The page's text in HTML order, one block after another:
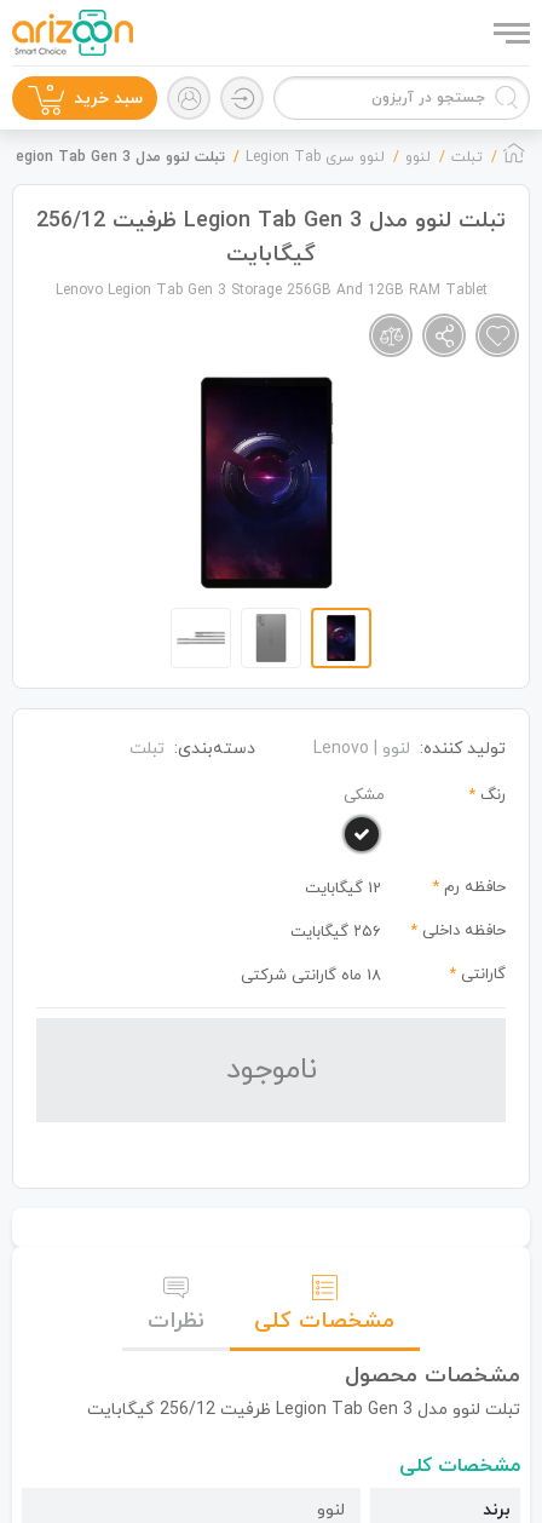
سبد خرید 0
تبلت لنوو لنوو سری Legion Tab تبلت لنوو مدل Legion Tab Gen 3 ظرفیت 256/12 گیگابایت
تبلت لنوو مدل Legion Tab Gen 3 ظرفیت 256/12
گیگابایت
Lenovo Legion Tab Gen 3 Storage 256GB And 12GB RAM Tablet
تولید کننده: لنوو | Lenovo دسته‌بندی: تبلت
رنگ * مشکی
حافظه رم *
12 گیگابایت
حافظه داخلی *
۲۵۶ گیگابایت
گارانتی * 18 ماه گارانتی شرکتی
نا‌موجود
مشخصات کلی
نظرات
مشخصات محصول
تبلت لنوو مدل Legion Tab Gen 3 ظرفیت 256/12 گیگابایت
مشخصات کلی
برند لنوو